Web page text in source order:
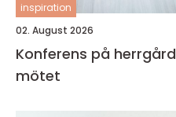
inspiration
02. August 2026
Konferens på herrgård när miljön lyfter
mötet